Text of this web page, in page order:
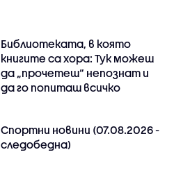
Библиотеката, в която
книгите са хора: Тук можеш
да „прочетеш“ непознат и
да го попиташ всичко
Спортни новини (07.08.2026 -
следобедна)